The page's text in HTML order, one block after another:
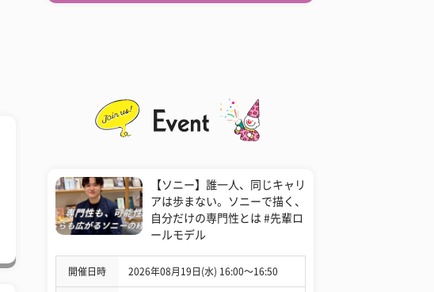
【ソニー】誰一人、同じキャリ
アは歩まない。ソニーで描く、
自分だけの専門性とは #先輩ロ
ールモデル
開催日時 2026年08月19日(水) 16:00〜16:50